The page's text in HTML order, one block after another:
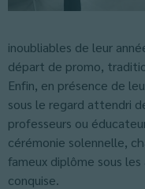
inoubliables de leur
départ de promo,
Enfin, en présence de
sous le regard attendri
professeurs ou
cérémonie solennelle,
fameux diplôme sous
conquise.